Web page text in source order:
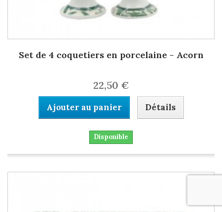
Set de 4 coquetiers en porcelaine - Acorn
22,50 €
Ajouter au panier Détails
Disponible